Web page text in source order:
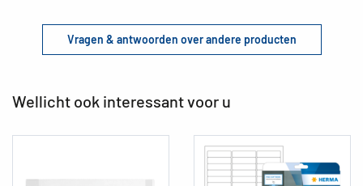
Vragen & antwoorden over andere producten
Wellicht ook interessant voor u